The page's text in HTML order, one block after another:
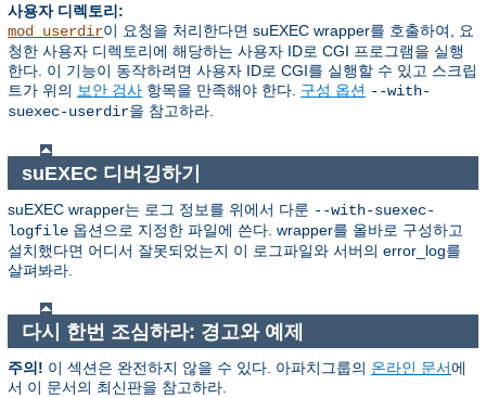
사용자 디렉토리:
mod_userdir이 요청을 처리한다면 suEXEC wrapper를 호출하여, 요
청한 사용자 디렉토리에 해당하는 사용자 ID로 CGI 프로그램을 실행
한다. 이 기능이 동작하려면 사용자 ID로 CGI를 실행할 수 있고 스크립
트가 위의 보안 검사 항목을 만족해야 한다. 구성 옵션 --with-
suexec-userdir을 참고하라.
suEXEC 디버깅하기
suEXEC wrapper는 로그 정보를 위에서 다룬 --with-suexec-
logfile 옵션으로 지정한 파일에 쓴다. wrapper를 올바로 구성하고
설치했다면 어디서 잘못되었는지 이 로그파일와 서버의 error_log를
살펴봐라.
다시 한번 조심하라: 경고와 예제
주의! 이 섹션은 완전하지 않을 수 있다. 아파치그룹의 온라인 문서에
서 이 문서의 최신판을 참고하라.